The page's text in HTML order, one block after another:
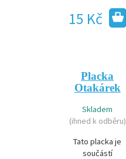
15 Kč
Placka
Otakárek
Skladem
(ihned k odběru)
Tato placka je
součástí